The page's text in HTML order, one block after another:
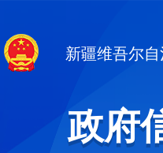
新疆维吾尔
政府